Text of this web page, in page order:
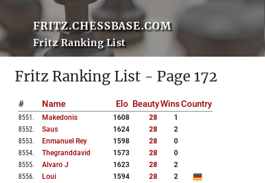
FRITZ.CHESSBASE.COM
Fritz Ranking List
Fritz Ranking List - Page 172
# Name Elo BeautyWinsCountry
8551 . Makedonis 1608 28
1
8552. Saus 1624 28
2
8553. Enmanuel Rey 1598 28
0
8554. Thegranddavid 1573 28
0
8555. Alvaro J 1623 28
2
8556. Loui 1594 28
2